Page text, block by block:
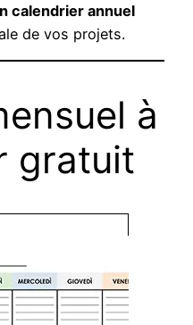
calendrier annuel
de vos projets.
à
gratuit